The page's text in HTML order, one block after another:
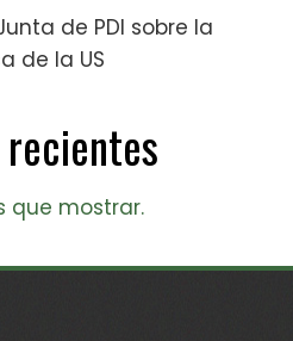
de PDI sobre la
de la US
que mostrar.